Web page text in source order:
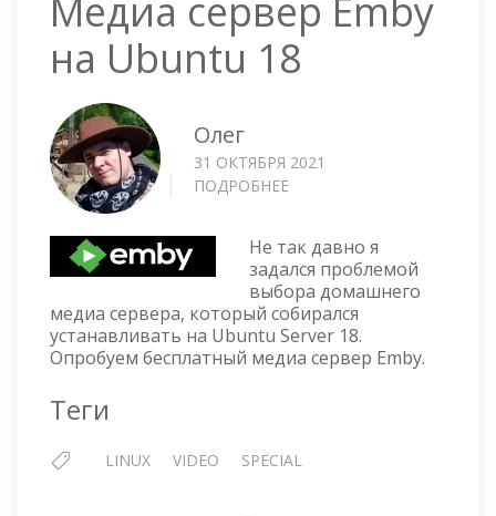
Медиа сервер Emby
на Ubuntu 18
Олег
31 ОКТЯБРЯ 2021
ПОДРОБНЕЕ
EMBY
НА
UBUNTU
18
Не так давно я
задался проблемой
выбора домашнего
медиа сервера, который собирался
устанавливать на Ubuntu Server 18.
Опробуем бесплатный медиа сервер Emby.
Теги
LINUX VIDEO SPECIAL